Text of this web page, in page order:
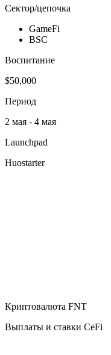
Сектор/цепочка
GameFi
BSC
Воспитание
$50,000
Период
2 мая - 4 мая
Launchpad
Huostarter
Криптовалюта FNT
Выплаты и ставки CeFi